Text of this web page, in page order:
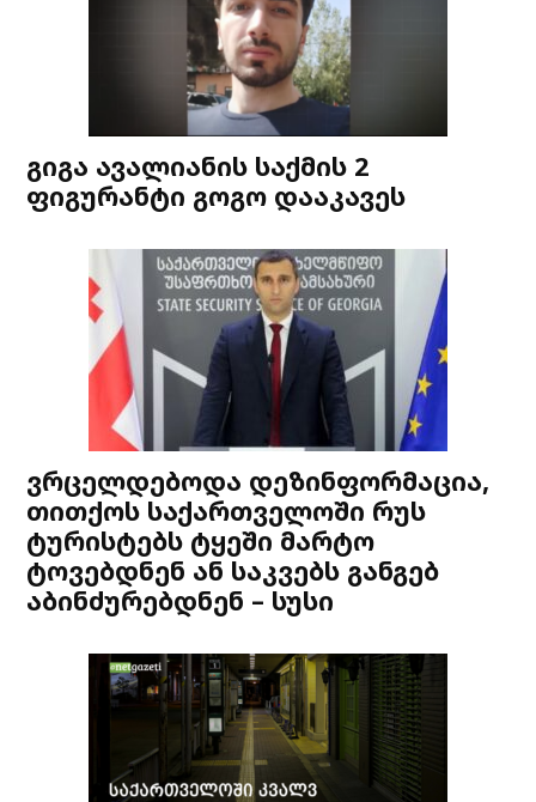
გიგა ავალიანის საქმის 2
ფიგურანტი გოგო დააკავეს
ვრცელდებოდა დეზინფორმაცია,
თითქოს საქართველოში რუს
ტურისტებს ტყეში მარტო
ტოვებდნენ ან საკვებს განგებ
აბინძურებდნენ – სუსი